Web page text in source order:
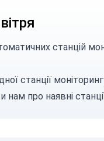
станцій
станції
нампро наявні